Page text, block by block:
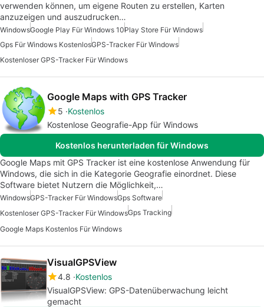
verwenden können, um eigene Routen zu erstellen, Karten
anzuzeigen und auszudrucken…
WindowsGoogle Play Für Windows 10Play Store Für Windows
Gps Für Windows KostenlosGPS-Tracker Für Windows
Kostenloser GPS-Tracker Für Windows
Google Maps with GPS Tracker
5 Kostenlos
Kostenlose Geografie-App für Windows
Kostenlos herunterladen für Windows
Google Maps mit GPS Tracker ist eine kostenlose Anwendung für
Windows, die sich in die Kategorie Geografie einordnet. Diese
Software bietet Nutzern die Möglichkeit,…
WindowsGPS-Tracker Für WindowsGps Software
Kostenloser GPS-Tracker Für WindowsGps Tracking
Google Maps Kostenlos Für Windows
VisualGPSView
4.8 Kostenlos
VisualGPSView: GPS-Datenüberwachung leicht
gemacht